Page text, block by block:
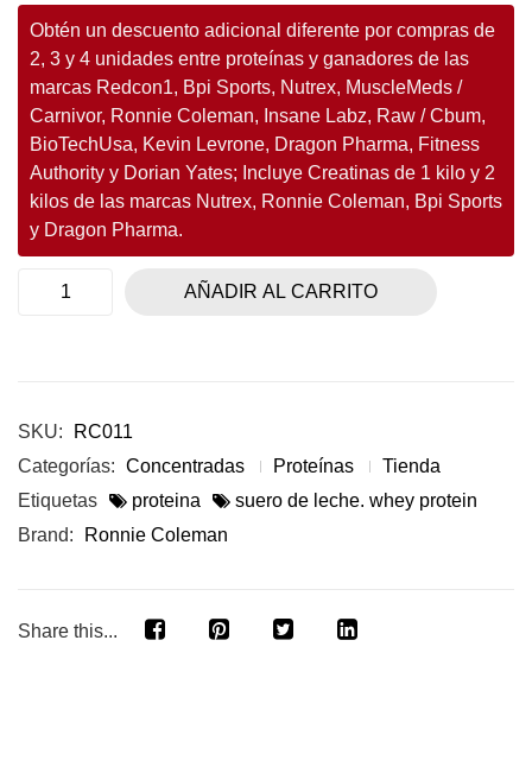
Obtén un descuento adicional diferente por compras de
2, 3 y 4 unidades entre proteínas y ganadores de las
marcas Redcon1, Bpi Sports, Nutrex, MuscleMeds /
Carnivor, Ronnie Coleman, Insane Labz, Raw / Cbum,
BioTechUsa, Kevin Levrone, Dragon Pharma, Fitness
Authority y Dorian Yates; Incluye Creatinas de 1 kilo y 2
kilos de las marcas Nutrex, Ronnie Coleman, Bpi Sports
y Dragon Pharma.
AÑADIR AL CARRITO
SKU:
RC011
Categorías: Concentradas Proteínas
Tienda
Etiquetas
proteina
suero de leche. whey protein
Brand:
Ronnie Coleman
Share this...